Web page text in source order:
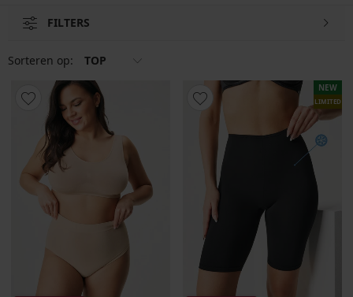
speciale materiaal kunnen ze je hele silhouet verstevigen en je kleding
opgemerkt zal worden!
FILTERS
Sorteren op: TOP
NEW
LIMITED